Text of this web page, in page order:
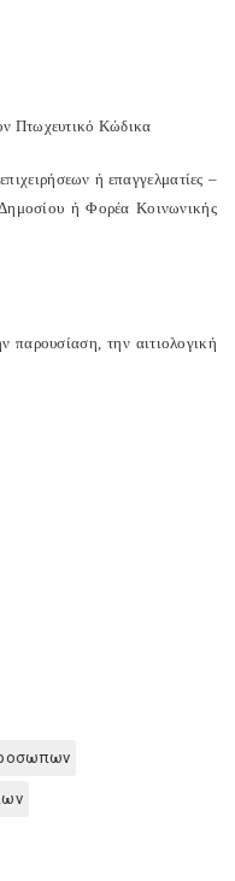
Πτωχευτικό Κώδικα
ή επαγγελματίες –
ή Φορέα Κοινωνικής
παρουσίαση, την αιτιολογική